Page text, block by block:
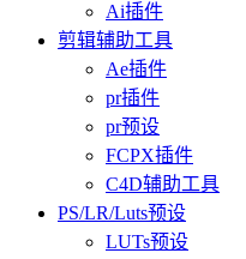
Ai插件
剪辑辅助工具
Ae插件
pr插件
pr预设
FCPX插件
C4D辅助工具
PS/LR/Luts预设
LUTs预设